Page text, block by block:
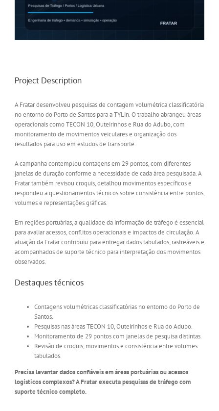
Project Description
A Fratar desenvolveu pesquisas de contagem volumétrica classificatória
no entorno do Porto de Santos para a TYLin. O trabalho abrangeu áreas
operacionais como TECON 10, Outeirinhos e Rua do Adubo, com
monitoramento de movimentos veiculares e organização dos
resultados para uso em estudos de transporte.
A campanha contemplou contagens em 29 pontos, com diferentes
janelas de duração conforme a necessidade de cada área pesquisada. A
Fratar também revisou croquis, detalhou movimentos específicos e
respondeu a questionamentos técnicos sobre consistência entre pontos,
volumes e representações gráficas.
Em regiões portuárias, a qualidade da informação de tráfego é essencial
para avaliar acessos, conflitos operacionais e impactos de circulação. A
atuação da Fratar contribuiu para entregar dados tabulados, rastreáveis e
acompanhados de suporte técnico para interpretação dos movimentos
observados.
Destaques técnicos
Contagens volumétricas classificatórias no entorno do Porto de
Santos.
Pesquisas nas áreas TECON 10, Outeirinhos e Rua do Adubo.
Monitoramento de 29 pontos com janelas de pesquisa distintas.
Revisão de croquis, movimentos e consistência entre volumes
tabulados.
Precisa levantar dados confiáveis em áreas portuárias ou acessos
logísticos complexos? A Fratar executa pesquisas de tráfego com
suporte técnico completo.